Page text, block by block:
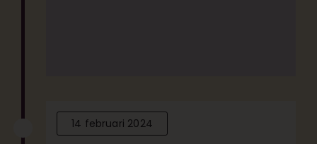
14 februari 2024